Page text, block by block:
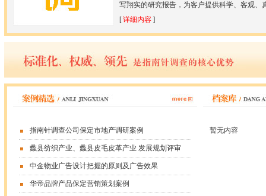
写翔实的研究报告，为客户提供科学、客观
[详细内容 ]
指南针调查公司保定市地产调研案例
蠡县纺织产业、蠡县皮毛皮革产业 发展规划评审
中金物业广告设计把握的原则及广告效果
华帝品牌产品保定营销策划案例
暂无内容